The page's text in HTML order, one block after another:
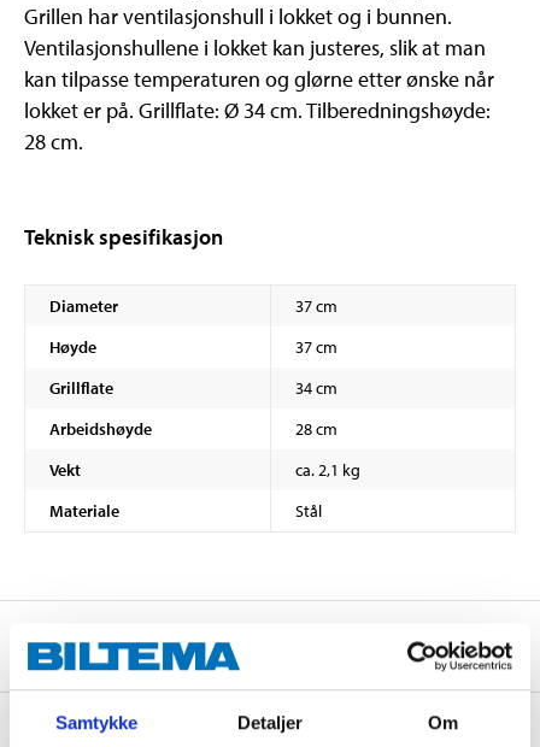
Samtykke Detaljer Om
Grillen har ventilasjonshull i lokket og i bunnen.
Ventilasjonshullene i lokket kan justeres, slik at man
kan tilpasse temperaturen og glørne etter ønske når
lokket er på. Grillflate: Ø 34 cm. Tilberedningshøyde:
28 cm.
Teknisk spesifikasjon
Diameter
37 cm
Høyde
37 cm
Grillflate
34 cm
Arbeidshøyde
28 cm
Vekt
ca. 2,1 kg
Materiale
Stål
Sikkerhetsinformasjon og øvrige dokumenter
Om produsenten